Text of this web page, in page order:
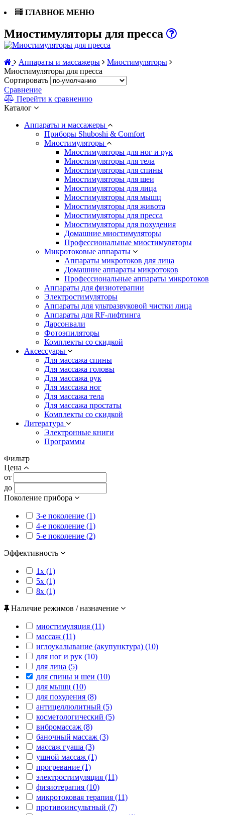
ГЛАВНОЕ МЕНЮ
Миостимуляторы для пресса
Аппараты и массажеры
Миостимуляторы
Миостимуляторы для пресса
Сортировать
Сравнение
Перейти к сравнению
Каталог
Аппараты и массажеры
Приборы Shuboshi & Comfort
Миостимуляторы
Миостимуляторы для ног и рук
Миостимуляторы для тела
Миостимуляторы для спины
Миостимуляторы для шеи
Миостимуляторы для лица
Миостимуляторы для мышц
Миостимуляторы для живота
Миостимуляторы для пресса
Миостимуляторы для похудения
Домашние миостимуляторы
Профессиональные миостимуляторы
Микротоковые аппараты
Аппараты микротоков для лица
Домашние аппараты микротоков
Профессиональные аппараты микротоков
Аппараты для физиотерапии
Электростимуляторы
Аппараты для ультразвуковой чистки лица
Аппараты для RF-лифтинга
Дарсонвали
Фотоэпиляторы
Комплекты со скидкой
Аксессуары
Для массажа спины
Для массажа головы
Для массажа рук
Для массажа ног
Для массажа тела
Для массажа простаты
Комплекты со скидкой
Литература
Электронные книги
Программы
Фильтр
Цена
от
до
Поколение прибора
3-е поколение (1)
4-е поколение (1)
5-е поколение (2)
Эффективность
1x (1)
5x (1)
8x (1)
Наличие режимов / назначение
миостимуляция (11)
массаж (11)
иглоукалывание (акупунктура) (10)
для ног и рук (10)
для лица (5)
для спины и шеи (10)
для мышц (10)
для похудения (8)
антицеллюлитный (5)
косметологический (5)
вибромассаж (8)
баночный массаж (3)
массаж гуаша (3)
ушной массаж (1)
прогревание (1)
электростимуляция (11)
физиотерапия (10)
микротоковая терапия (11)
противоинсультный (7)